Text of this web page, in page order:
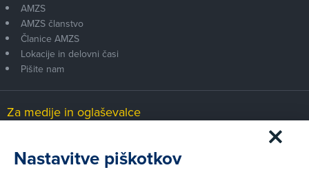
AMZS
AMZS članstvo
Članice AMZS
Lokacije in delovni časi
Pišite nam
Za medije in oglaševalce
Nastavitve piškotkov